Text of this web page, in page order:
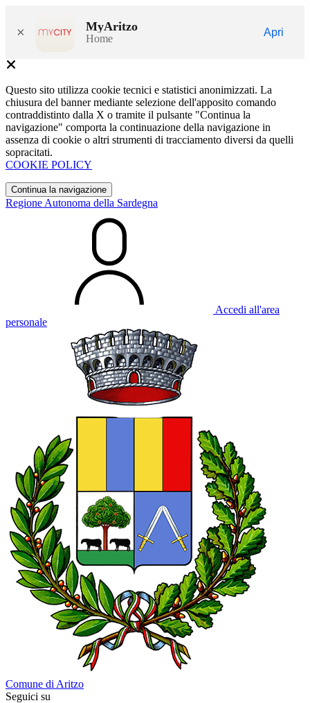
× MyAritzo
Home
Apri
Questo sito utilizza cookie tecnici e statistici anonimizzati. La
chiusura del banner mediante selezione dell'apposito comando
contraddistinto dalla X o tramite il pulsante "Continua la
navigazione" comporta la continuazione della navigazione in
assenza di cookie o altri strumenti di tracciamento diversi da quelli
sopracitati.
COOKIE POLICY
Continua la navigazione
Regione Autonoma della Sardegna
Accedi all'area
personale
Comune di Aritzo
Seguici su